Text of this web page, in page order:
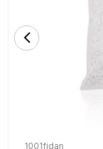
1001fidan